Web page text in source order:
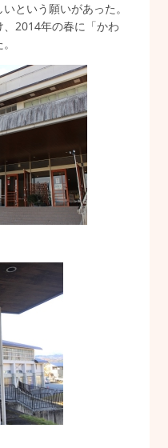
という願いがあった。
2014年の春に「かわ